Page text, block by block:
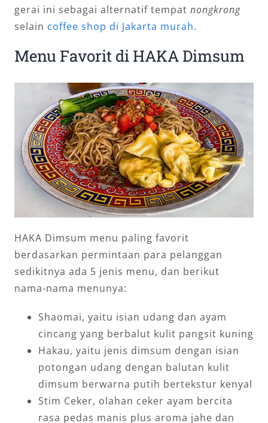
gerai ini sebagai alternatif tempat nongkrong
selain coffee shop di Jakarta murah.
Menu Favorit di HAKA Dimsum
HAKA Dimsum menu paling favorit
berdasarkan permintaan para pelanggan
sedikitnya ada 5 jenis menu, dan berikut
nama-nama menunya:
Shaomai, yaitu isian udang dan ayam
cincang yang berbalut kulit pangsit kuning
Hakau, yaitu jenis dimsum dengan isian
potongan udang dengan balutan kulit
dimsum berwarna putih bertekstur kenyal
Stim Ceker, olahan ceker ayam bercita
rasa pedas manis plus aroma jahe dan